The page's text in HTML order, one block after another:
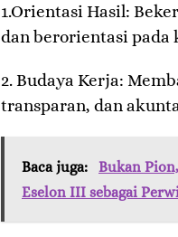
1.​Orientasi Hasil:
dan berorientasi pada
2. ​Budaya Kerja:
transparan, dan
Baca juga:
Bukan
Eselon III sebagai